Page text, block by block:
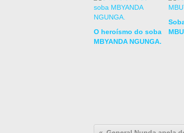
O heroísmo do soba
MBYANDA NGUNGA.